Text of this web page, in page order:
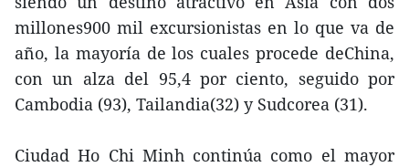
millones900 mil excursionistas en lo que va de
año, la mayoría de los cuales procede deChina,
con un alza del 95,4 por ciento, seguido por
Cambodia (93), Tailandia(32) y Sudcorea (31).
Ciudad Ho Chi Minh continúa como el mayor